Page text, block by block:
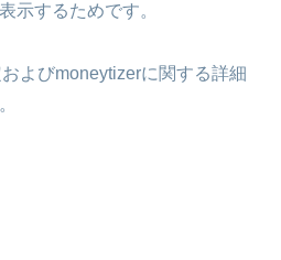
示するためです。
よびmoneytizerに関する詳細